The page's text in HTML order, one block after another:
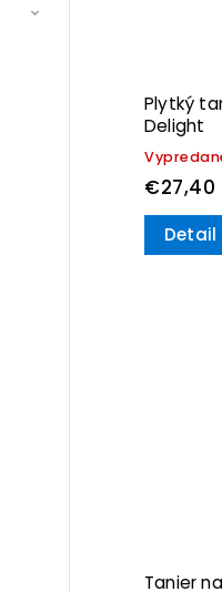
Plytký
Delight
€27,40
Detail
Tanier